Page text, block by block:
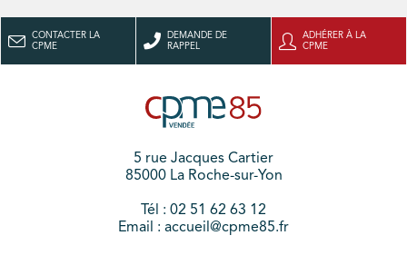
CONTACTER LA
CPME
DEMANDE DE
RAPPEL
ADHÉRER À LA
CPME
5 rue Jacques Cartier
85000 La Roche-sur-Yon
Tél : 02 51 62 63 12
Email : accueil@cpme85.fr